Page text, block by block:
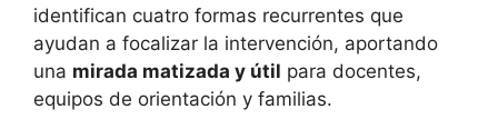
identifican cuatro formas recurrentes que
ayudan a focalizar la intervención, aportando
una mirada matizada y útil para docentes,
equipos de orientación y familias.